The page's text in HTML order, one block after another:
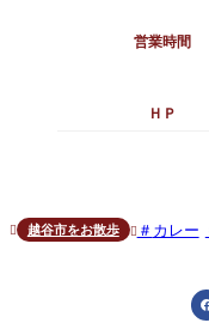
営業時間
ＨＰ
 越谷市をお散歩  カレー